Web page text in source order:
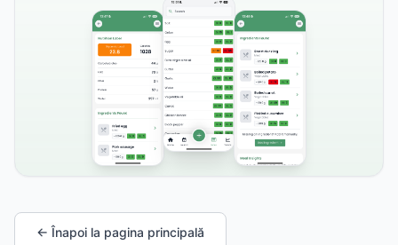
← Înapoi la pagina principală